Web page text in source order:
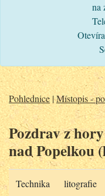
na
Pohlednice |Místopis -
Pozdrav z
nad Popelkou
Technika litografie